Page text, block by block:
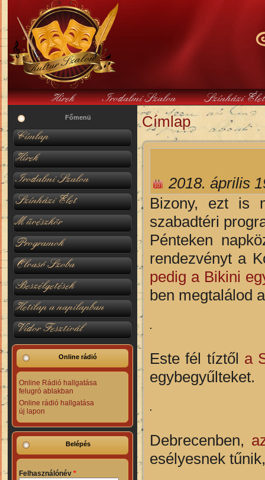
Hírek Irodalmi Szalon Színházi
Főmenü
Címlap
Hírek
Irodalmi Szalon
Színházi Élet
Művészkör
Programok
Olvasó Szoba
Beszélgetések
Hetilap a napilapban
Vidor Fesztivál
Online rádió
Online Rádió hallgatása
felugró ablakban
Online rádió hallgatása
új lapon
Belépés
Felhasználónév *
Jelenlegi hely
Címlap
2018. április
Bizony, ezt is
szabadtéri
Pénteken
rendezvényt a
pedig a Bikini
ben megtalálod
Este fél tíztől a
egybegyűlteket.
Debrecenben,
esélyesnek